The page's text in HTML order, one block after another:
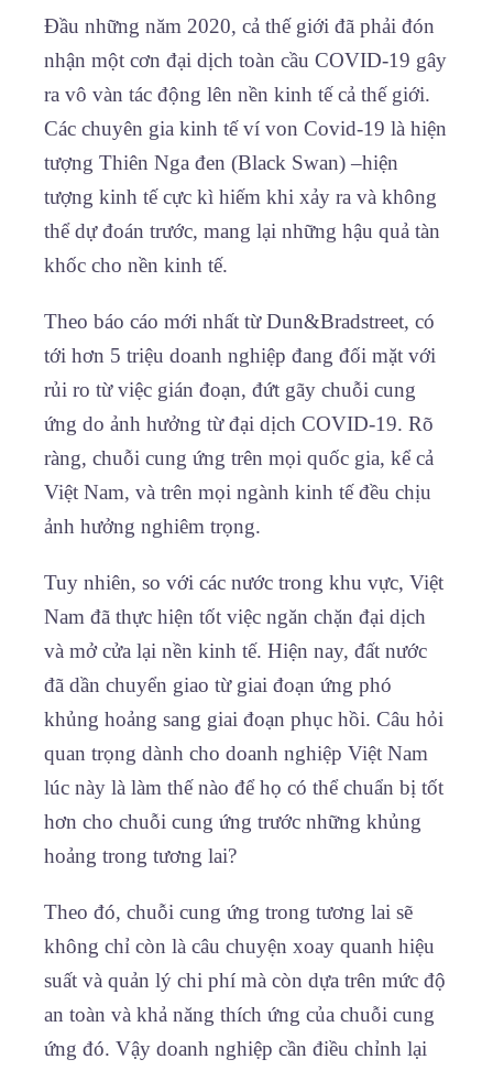
Đầu những năm 2020, cả thế giới đã phải đón
nhận một cơn đại dịch toàn cầu COVID-19 gây
ra vô vàn tác động lên nền kinh tế cả thế giới.
Các chuyên gia kinh tế ví von Covid-19 là hiện
tượng Thiên Nga đen (Black Swan) –hiện
tượng kinh tế cực kì hiếm khi xảy ra và không
thể dự đoán trước, mang lại những hậu quả tàn
khốc cho nền kinh tế.
Theo báo cáo mới nhất từ Dun&Bradstreet, có
tới hơn 5 triệu doanh nghiệp đang đối mặt với
rủi ro từ việc gián đoạn, đứt gãy chuỗi cung
ứng do ảnh hưởng từ đại dịch COVID-19. Rõ
ràng, chuỗi cung ứng trên mọi quốc gia, kể cả
Việt Nam, và trên mọi ngành kinh tế đều chịu
ảnh hưởng nghiêm trọng.
Tuy nhiên, so với các nước trong khu vực, Việt
Nam đã thực hiện tốt việc ngăn chặn đại dịch
và mở cửa lại nền kinh tế. Hiện nay, đất nước
đã dần chuyển giao từ giai đoạn ứng phó
khủng hoảng sang giai đoạn phục hồi. Câu hỏi
quan trọng dành cho doanh nghiệp Việt Nam
lúc này là làm thế nào để họ có thể chuẩn bị tốt
hơn cho chuỗi cung ứng trước những khủng
hoảng trong tương lai?
Theo đó, chuỗi cung ứng trong tương lai sẽ
không chỉ còn là câu chuyện xoay quanh hiệu
suất và quản lý chi phí mà còn dựa trên mức độ
an toàn và khả năng thích ứng của chuỗi cung
ứng đó. Vậy doanh nghiệp cần điều chỉnh lại